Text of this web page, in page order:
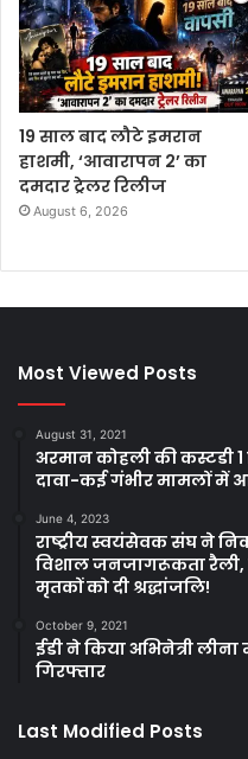
19 साल बाद लौटे इमरान
हाशमी, ‘आवारापन 2’ का
दमदार ट्रेलर रिलीज
August 6, 2026
Most Viewed Posts
August 31, 2021
अरमान कोहली की कस्टडी
दावा-कई गंभीर मामलों में
June 4, 2023
राष्ट्रीय स्वयंसेवक संघ ने
विशाल जनजागरूकता रैली,
मृतकों को दी श्रद्धांजलि!
October 9, 2021
ईडी ने किया अभिनेत्री
गिरफ्तार
Last Modified Posts